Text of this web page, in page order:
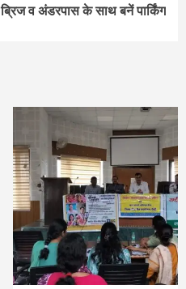
ब्रिज व अंडरपास के साथ बनें पार्किंग